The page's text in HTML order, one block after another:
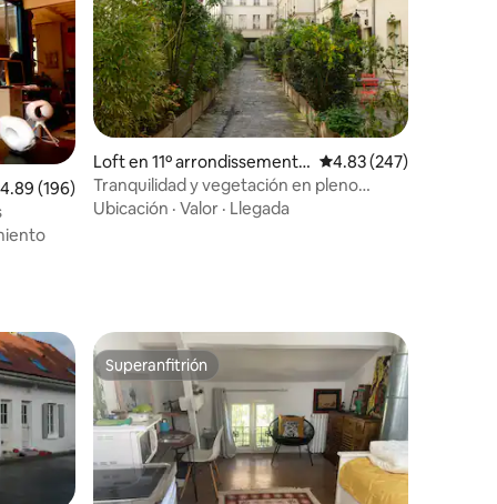
promedio: 4.89 de 5; 196 evaluaciones
4.89 (196)
Loft en 11º arrondissement
de París
Calificación promedio:
4.83 (247)
Tranquilidad y vegetación en pleno
París...
Ubicación · Valor · Llegada
Superanfitrión
Superanfitrión